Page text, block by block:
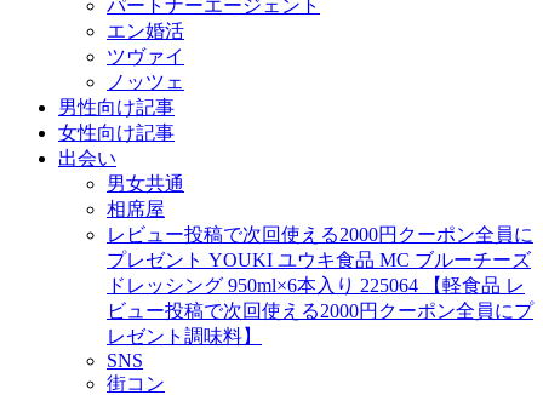
パートナーエージェント
エン婚活
ツヴァイ
ノッツェ
男性向け記事
女性向け記事
出会い
男女共通
相席屋
レビュー投稿で次回使える2000円クーポン全員に
プレゼント YOUKI ユウキ食品 MC ブルーチーズ
ドレッシング 950ml×6本入り 225064 【軽食品 レ
ビュー投稿で次回使える2000円クーポン全員にプ
レゼント調味料】
SNS
街コン